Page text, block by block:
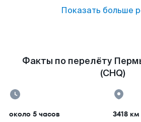
Показать больше
Факты по перелёту
(CHQ)
около 5 часов 3418 км